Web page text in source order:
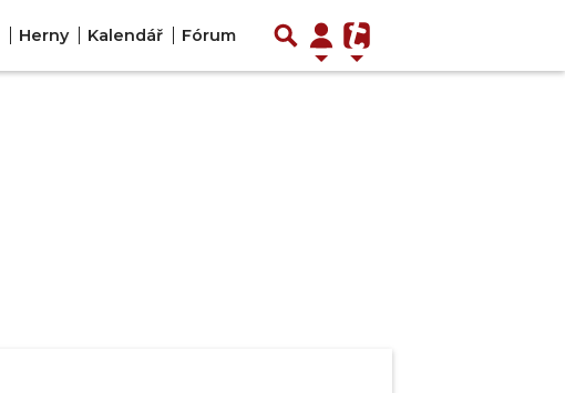
Herny Kalendář Fórum